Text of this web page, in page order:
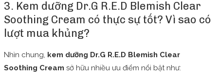
3. Kem dưỡng Dr.G R.E.D Blemish Clear
Soothing Cream có thực sự tốt? Vì sao có
lượt mua khủng?
Nhìn chung, kem dưỡng Dr.G R.E.D Blemish Clear
Soothing Cream sở hữu nhiều ưu điểm nổi bật như: